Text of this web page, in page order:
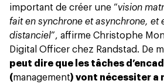
important de créer une “vision
fait en synchrone et asynchrone, et
distanciel”, affirme Christophe
Digital Officer chez Randstad. De
peut dire que les tâches
(management) vont nécessiter a